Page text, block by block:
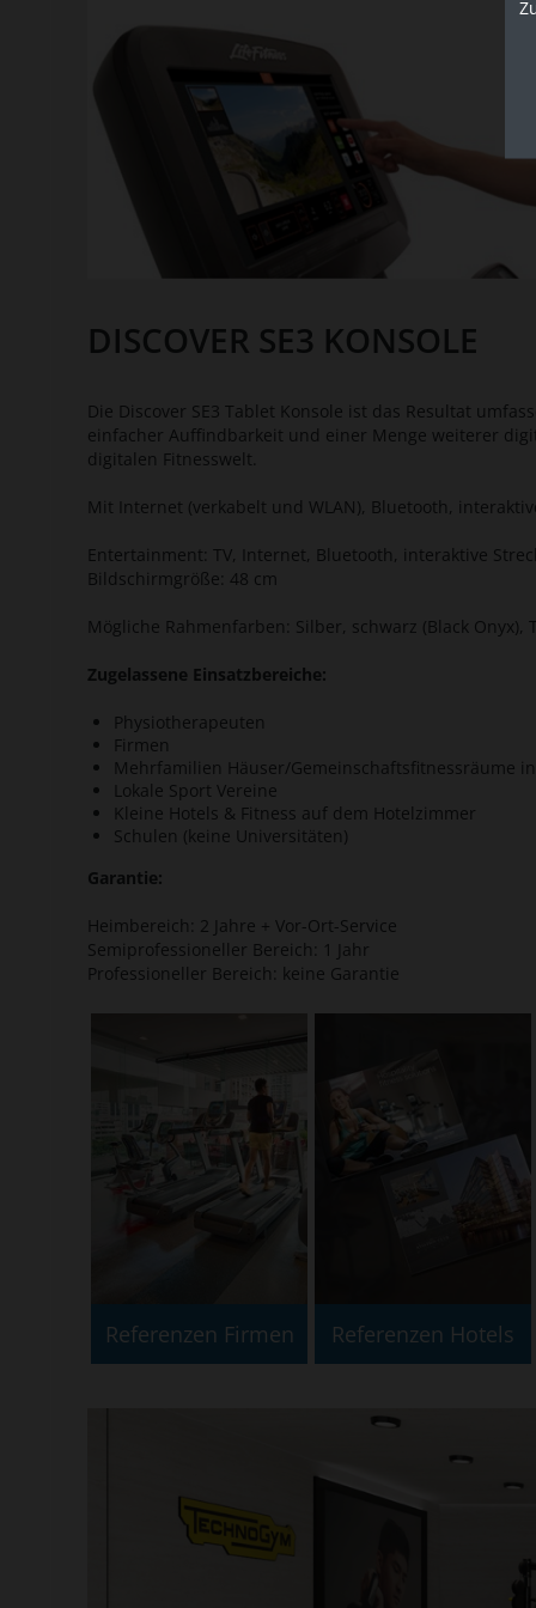
DISCOVER SE3 KONSOLE
Die Discover SE3 Tablet Konsole ist das Resultat
einfacher Auffindbarkeit und einer Menge weiterer
digitalen Fitnesswelt.
Mit Internet (verkabelt und WLAN), Bluetooth,
Entertainment: TV, Internet, Bluetooth, interaktive
Bildschirmgröße: 48 cm
Mögliche Rahmenfarben: Silber, schwarz (Black Onyx),
Zugelassene Einsatzbereiche:
Physiotherapeuten
Firmen
Mehrfamilien Häuser/Gemeinschaftsfitnessräume
Lokale Sport Vereine
Kleine Hotels & Fitness auf dem Hotelzimmer
Schulen (keine Universitäten)
Garantie:
Heimbereich: 2 Jahre + Vor-Ort-Service
Semiprofessioneller Bereich: 1 Jahr
Professioneller Bereich: keine Garantie
Referenzen Firmen Referenzen Hotels